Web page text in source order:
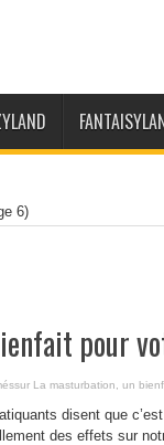
6)
pour
sur La masturbation, un
disent que
des effets sur